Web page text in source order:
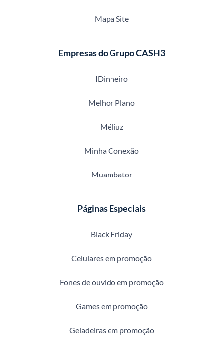
Mapa Site
Empresas do Grupo CASH3
IDinheiro
Melhor Plano
Méliuz
Minha Conexão
Muambator
Páginas Especiais
Black Friday
Celulares em promoção
Fones de ouvido em promoção
Games em promoção
Geladeiras em promoção